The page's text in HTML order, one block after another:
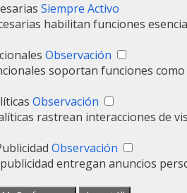
Siempre Activo
habilitan funciones
Observación
soportan funciones
Observación
rastrean interacciones de
Observación
entregan anuncios